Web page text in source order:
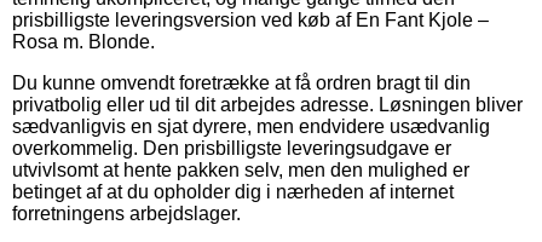
prisbilligste leveringsversion ved køb af En Fant Kjole –
Rosa m. Blonde.
Du kunne omvendt foretrække at få ordren bragt til din
privatbolig eller ud til dit arbejdes adresse. Løsningen bliver
sædvanligvis en sjat dyrere, men endvidere usædvanlig
overkommelig. Den prisbilligste leveringsudgave er
utvivlsomt at hente pakken selv, men den mulighed er
betinget af at du opholder dig i nærheden af internet
forretningens arbejdslager.